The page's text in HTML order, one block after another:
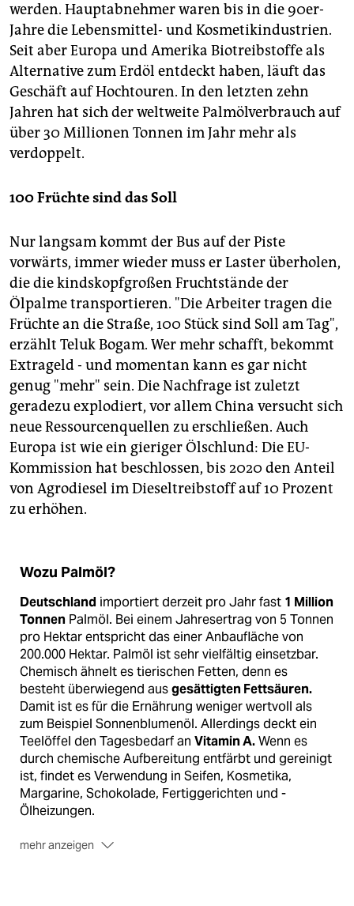
werden. Hauptabnehmer waren bis in die 90er-
Jahre die Lebensmittel- und Kosmetikindustrien.
Seit aber Europa und Amerika Biotreibstoffe als
Alternative zum Erdöl entdeckt haben, läuft das
Geschäft auf Hochtouren. In den letzten zehn
Jahren hat sich der weltweite Palmölverbrauch auf
über 30 Millionen Tonnen im Jahr mehr als
verdoppelt.
100 Früchte sind das Soll
Nur langsam kommt der Bus auf der Piste
vorwärts, immer wieder muss er Laster überholen,
die die kindskopfgroßen Fruchtstände der
Ölpalme transportieren. "Die Arbeiter tragen die
Früchte an die Straße, 100 Stück sind Soll am Tag",
erzählt Teluk Bogam. Wer mehr schafft, bekommt
Extrageld - und momentan kann es gar nicht
genug "mehr" sein. Die Nachfrage ist zuletzt
geradezu explodiert, vor allem China versucht sich
neue Ressourcenquellen zu erschließen. Auch
Europa ist wie ein gieriger Ölschlund: Die EU-
Kommission hat beschlossen, bis 2020 den Anteil
von Agrodiesel im Dieseltreibstoff auf 10 Prozent
zu erhöhen.
Wozu Palmöl?
Deutschland importiert derzeit pro Jahr fast 1 Million
Tonnen Palmöl. Bei einem Jahresertrag von 5 Tonnen
pro Hektar entspricht das einer Anbaufläche von
200.000 Hektar. Palmöl ist sehr vielfältig einsetzbar.
Chemisch ähnelt es tierischen Fetten, denn es
besteht überwiegend ausgesättigten Fettsäuren.
Damit ist es für die Ernährung weniger wertvoll als
zum Beispiel Sonnenblumenöl. Allerdings deckt ein
Teelöffel den Tagesbedarf an Vitamin A.Wenn es
durch chemische Aufbereitung entfärbt und gereinigt
ist, findet es Verwendung in Seifen, Kosmetika,
Margarine, Schokolade, Fertiggerichten und -
Ölheizungen.
mehr anzeigen